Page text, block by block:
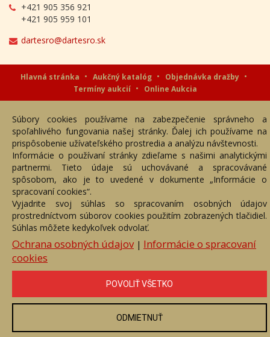
+421 905 356 921
+421 905 959 101
dartesro@dartesro.sk
Hlavná stránka Aukčný katalóg
Objednávka dražby
Termíny aukcií
Online Aukcia
Akékoľvek používanie obrazových a textových súčastí tejto stránky je
podmienené výslovným súhlasom jej vlastníka. Všetky práva sú
vyhradené.
Súbory cookies používame na zabezpečenie správneho a
spoľahlivého fungovania našej stránky. Ďalej ich používame na
prispôsobenie užívateľského prostredia a analýzu návštevnosti.
Informácie o používaní stránky zdieľame s našimi analytickými
partnermi. Tieto údaje sú uchovávané a spracovávané
spôsobom, ako je to uvedené v dokumente „Informácie o
spracovaní cookies“.
Vyjadrite svoj súhlas so spracovaním osobných údajov
prostredníctvom súborov cookies použitím zobrazených tlačidiel.
Súhlas môžete kedykoľvek odvolať.
Ochrana osobných údajov| Informácie o spracovaní
cookies
POVOLIŤ VŠETKO
ODMIETNUŤ